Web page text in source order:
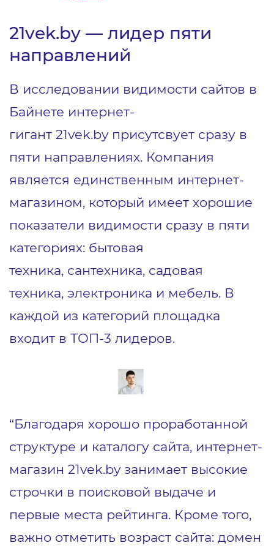
21vek.by — лидер пяти
направлений
В исследовании видимости сайтов в
Байнете интернет-
гигант 21vek.by присутсвует сразу в
пяти направлениях. Компания
является единственным интернет-
магазином, который имеет хорошие
показатели видимости сразу в пяти
категориях: бытовая
техника, сантехника, садовая
техника, электроника и мебель. В
каждой из категорий площадка
входит в ТОП-3 лидеров.
“Благодаря хорошо проработанной
структуре и каталогу сайта, интернет-
магазин 21vek.by занимает высокие
строчки в поисковой выдаче и
первые места рейтинга. Кроме того,
важно отметить возраст сайта: домен